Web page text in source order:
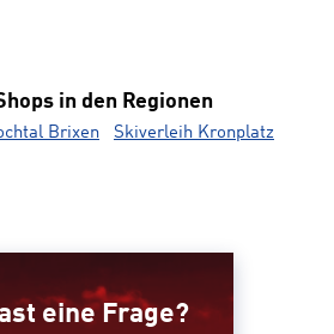
in den Regionen
Brixen Skiverleih Kronplatz
eine Frage?